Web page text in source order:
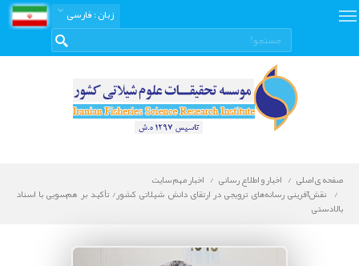
زبان: فارسی
صفحه ی اصلی اخبار و اطلاع رسانی
اخبار مهم سایت
نقش‌آفرینی رسانه‌های ترویجی در ارتقای دانش شیلاتی کشور/ تأکید بر هم‌سویی با اسناد
بالادستی